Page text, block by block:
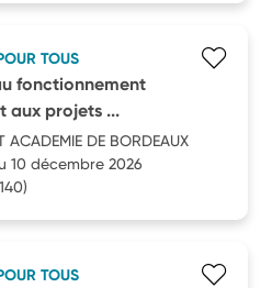
TOUS
fonctionnement
aux projets ...
ACADEMIE DE BORDEAUX
10 décembre 2026
TOUS